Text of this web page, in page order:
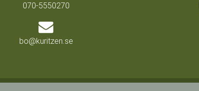
070-5550270
bo@kuritzen.se